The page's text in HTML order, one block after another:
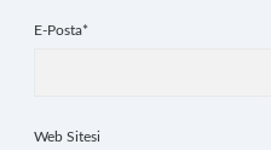
E-Posta*
Web Sitesi